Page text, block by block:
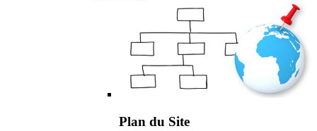
Plan du Site